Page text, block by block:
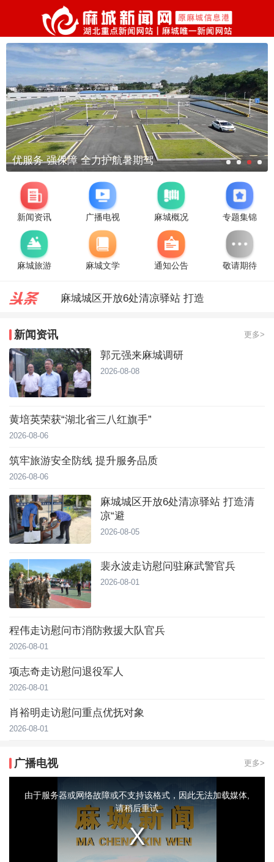
优服务 强保障 全力护航暑期驾
新闻资讯 广播电视 麻城概况 专题集锦
麻城旅游 麻城文学 通知公告 敬请期待
麻城城区开放6处清凉驿站 打造
台风靠近！直冲40℃，黄冈高温预
新闻资讯 更多>
郭元强来麻城调研
2026-08-08
黄培英荣获“湖北省三八红旗手”
2026-08-06
筑牢旅游安全防线 提升服务品质
2026-08-06
麻城城区开放6处清凉驿站 打造清
凉“避
2026-08-05
裴永波走访慰问驻麻武警官兵
2026-08-01
程伟走访慰问市消防救援大队官兵
2026-08-01
项志奇走访慰问退役军人
2026-08-01
肖裕明走访慰问重点优抚对象
2026-08-01
广播电视 更多>
modal由于服务器或网络故障或不支持该格式，因此无法加载媒体,
请稍后重试